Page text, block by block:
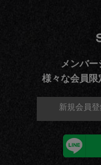
メンバー
様々な会員限
新規会員登